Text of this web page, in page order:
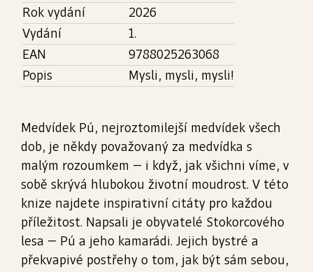
Rok vydání
2026
Vydání
1.
EAN
9788025263068
Popis
Mysli, mysli, mysli!
Medvídek Pú, nejroztomilejší medvídek všech
dob, je někdy považovaný za medvídka s
malým rozoumkem – i když, jak všichni víme, v
sobě skrývá hlubokou životní moudrost. V této
knize najdete inspirativní citáty pro každou
příležitost. Napsali je obyvatelé Stokorcového
lesa – Pú a jeho kamarádi. Jejich bystré a
překvapivé postřehy o tom, jak být sám sebou,